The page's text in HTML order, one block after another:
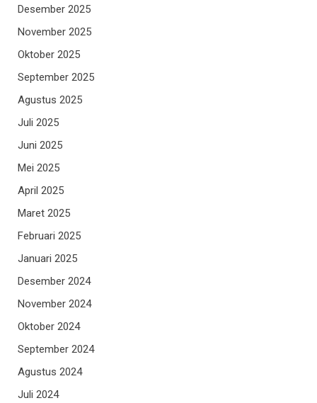
Desember 2025
November 2025
Oktober 2025
September 2025
Agustus 2025
Juli 2025
Juni 2025
Mei 2025
April 2025
Maret 2025
Februari 2025
Januari 2025
Desember 2024
November 2024
Oktober 2024
September 2024
Agustus 2024
Juli 2024